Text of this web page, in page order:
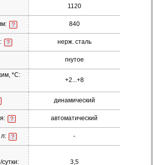
1120
? 840
? нерж. сталь
гнутое
*С:
+2...+8
динамический
? автоматический
? -
3,5